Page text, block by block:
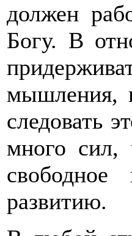
должен
Богу. В
мышления,
следовать
много сил,
развитию.